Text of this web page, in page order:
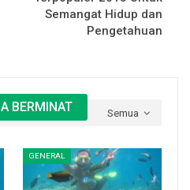
Semangat Hidup dan
Pengetahuan
Semua
BERMINAT
GENERAL